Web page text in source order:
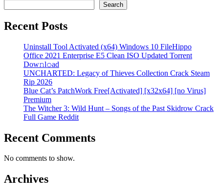
Search
Recent Posts
Uninstall Tool Activated (x64) Windows 10 FileHippo
Office 2021 Enterprise E5 Clean ISO Updated Torrent
Dow𝚗l𝚘аd
UNCHARTED: Legacy of Thieves Collection Crack Steam
Rip 2026
Blue Cat’s PatchWork Free[Activated] [x32x64] [no Virus]
Premium
The Witcher 3: Wild Hunt – Songs of the Past Skidrow Crack
Full Game Reddit
Recent Comments
No comments to show.
Archives